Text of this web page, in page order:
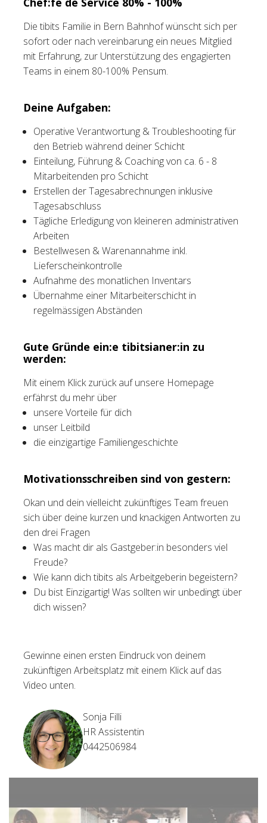
Tischreservation
Login
Schweiz (DE)
Die tibits Familie in Bern Bahnhof wünscht sich per
sofort oder nach vereinbarung ein neues Mitglied
mit Erfahrung, zur Unterstützung des engagierten
Teams in einem 80-100% Pensum.
Deine Aufgaben:
Operative Verantwortung & Troubleshooting für
den Betrieb während deiner Schicht
Einteilung, Führung & Coaching von ca. 6 - 8
Mitarbeitenden pro Schicht
Erstellen der Tagesabrechnungen inklusive
Tagesabschluss
Tägliche Erledigung von kleineren administrativen
Arbeiten
Bestellwesen & Warenannahme inkl.
Lieferscheinkontrolle
Aufnahme des monatlichen Inventars
Übernahme einer Mitarbeiterschicht in
regelmässigen Abständen
Gute Gründe ein:e tibitsianer:in zu
werden:
Mit einem Klick zurück auf unsere Homepage
erfährst du mehr über
unsere Vorteile für dich
unser Leitbild
die einzigartige Familiengeschichte
Motivationsschreiben sind von gestern:
Okan und dein vielleicht zukünftiges Team freuen
sich über deine kurzen und knackigen Antworten zu
den drei Fragen
Was macht dir als Gastgeber:in besonders viel
Freude?
Wie kann dich tibits als Arbeitgeberin begeistern?
Du bist Einzigartig! Was sollten wir unbedingt über
dich wissen?
Gewinne einen ersten Eindruck von deinem
zukünftigen Arbeitsplatz mit einem Klick auf das
Video unten.
Sonja Filli
HR Assistentin
0442506984